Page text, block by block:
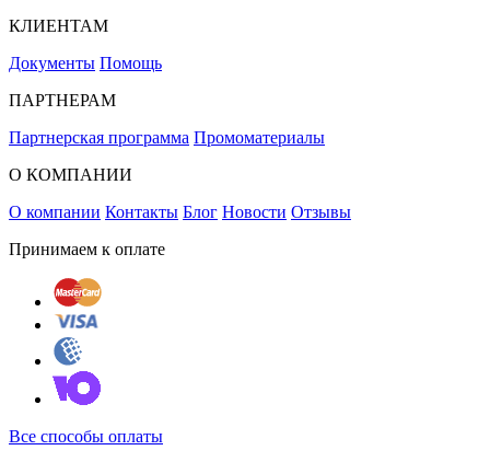
КЛИЕНТАМ
Документы Помощь
ПАРТНЕРАМ
Партнерская программа Промоматериалы
О КОМПАНИИ
О компании Контакты Блог Новости Отзывы
Принимаем к оплате
Все способы оплаты